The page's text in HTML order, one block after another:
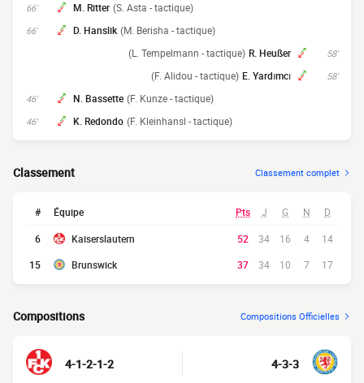
66' M. Ritter (S. Asta - tactique)
66' D. Hanslik (M. Berisha - tactique)
58'
R. Heußer
(L. Tempelmann - tactique)
58'
E. Yardımcı
(F. Alidou - tactique)
46' N. Bassette (F. Kunze - tactique)
46' K. Redondo (F. Kleinhansl - tactique)
Classement Classement complet
# Équipe Pts J G N D
6 Kaiserslautern 52 34 16 4
14
15
Brunswick 37 34 10 7 17
Compositions Compositions Officielles
4-1-2-1-2 4-3-3